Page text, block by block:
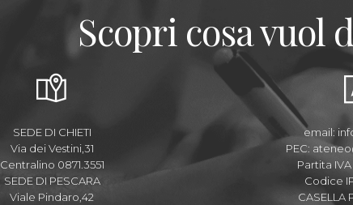
Scopri cosa vuol
SEDE DI CHIETI
Via dei Vestini,31
Centralino 0871.3551
SEDE DI PESCARA
Viale Pindaro,42
email:
PEC:
Partita
Codice
CASELLA